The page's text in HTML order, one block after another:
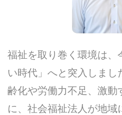
福祉を取り巻く環境は、
い時代」へと突入しまし
齢化や労働力不足、激動
に、社会福祉法人が地域